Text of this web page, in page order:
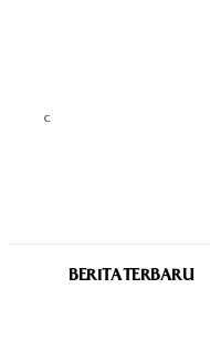
C
BERITA TERBARU